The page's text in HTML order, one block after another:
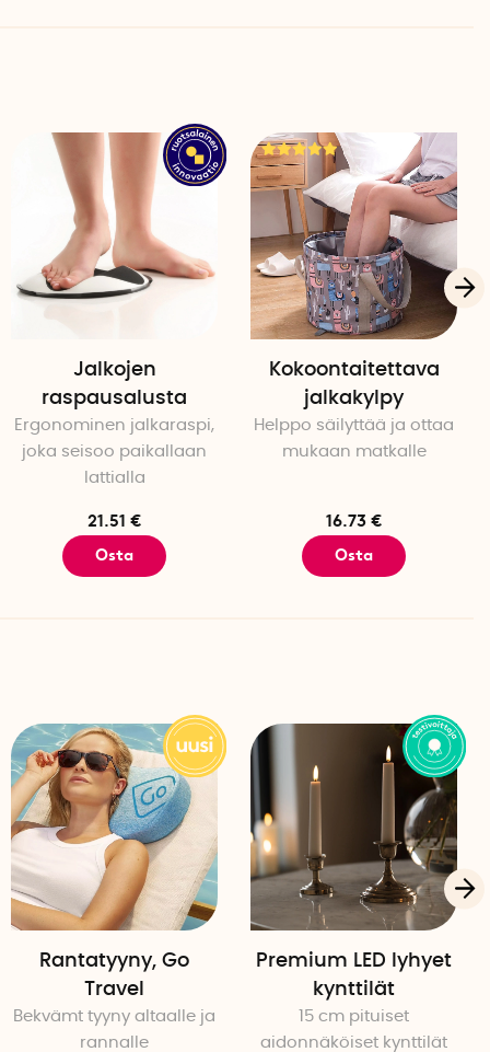
ilmasta käyttökertojen välillä. Jos käyttöväli kasvaa
tyhjennys onnistuu nopeasti. Aseta pumppu
pumppu, jotta ilma imeytyy pois kylpyammeesta.
kestävää ja laadukasta, 100 % ftalaatitonta
myös korjaussarja. Mikäli ammeeseen tulee reikä,
on saatavana kahdessa mallissa
6 kg tyhjänä ja ne toimitetaan laatikossa, jonka koko
cm pituisille tai tätä lyhyemmille henkilöille, jos jalat
cm
cm
pehmeää, joten ammetta saa tarvittaessa puristettua
Huomaathan, että ammeen tilavuus pienenee.
cm pituisille tai tätä lyhyemmille henkilöille, jos jalat
Jalkojen
raspausalusta
Ergonominen jalkaraspi,
joka seisoo paikallaan
lattialla
21.51 €
Osta
Kokoontaitettava
jalkakylpy
Helppo säilyttää ja ottaa
mukaan matkalle
16.73 €
Osta
Rantatyyny, Go
Travel
Bekvämt tyyny altaalle ja
rannalle
Premium LED lyhyet
kynttilät
15 cm pituiset
aidonnäköiset kynttilät